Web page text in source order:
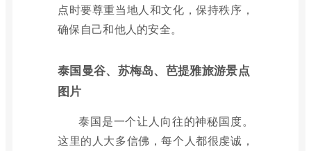
点时要尊重当地人和文化，保持秩序，
确保自己和他人的安全。
泰国曼谷、苏梅岛、芭提雅旅游景点
图片
泰国是一个让人向往的神秘国度。
这里的人大多信佛，每个人都很虔诚，